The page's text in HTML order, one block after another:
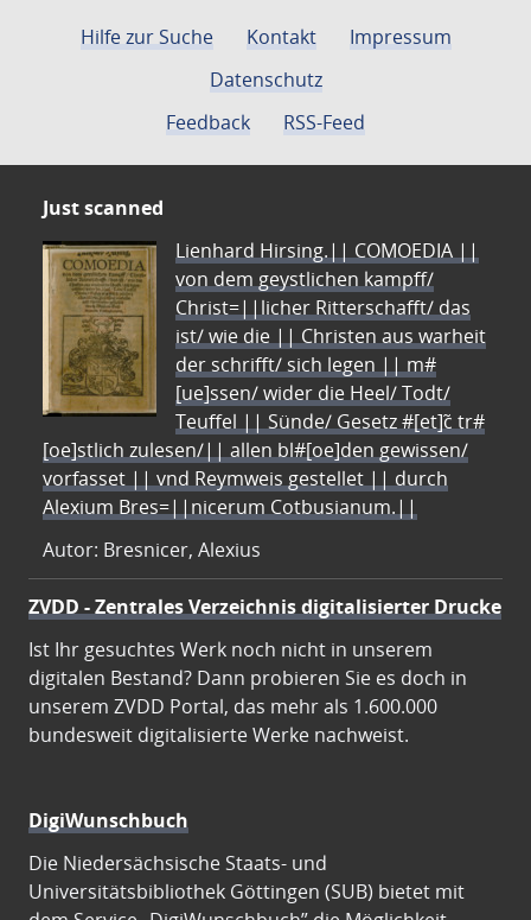
Hilfe zur Suche Kontakt
Impressum
Datenschutz
Feedback
RSS-Feed
Just scanned
Lienhard Hirsing.|| COMOEDIA ||
von dem geystlichen kampff/
Christ=||licher Ritterschafft/ das
ist/ wie die || Christen aus warheit
der schrifft/ sich legen || m#
[ue]ssen/ wider die Heel/ Todt/
Teuffel || Sünde/ Gesetz #[et]c̃ tr#
[oe]stlich zulesen/|| allen bl#[oe]den gewissen/
vorfasset || vnd Reymweis gestellet || durch
Alexium Bres=||nicerum Cotbusianum.||
Autor: Bresnicer, Alexius
ZVDD - Zentrales Verzeichnis digitalisierter Drucke
Ist Ihr gesuchtes Werk noch nicht in unserem
digitalen Bestand? Dann probieren Sie es doch in
unserem ZVDD Portal, das mehr als 1.600.000
bundesweit digitalisierte Werke nachweist.
DigiWunschbuch
Die Niedersächsische Staats- und
Universitätsbibliothek Göttingen (SUB) bietet mit